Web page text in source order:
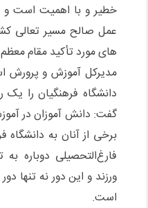
خطیر و با اهمیت است و
عمل صالح مسیر تعالی
های مورد تأکید مقام
مدیرکل آموزش و پرورش
دانشگاه فرهنگیان را یک
گفت: دانش آموزان در
برخی از آنان به دانشگاه
فارغ‌التحصیلی دوباره
ورزند و این دور نه تنها
است.